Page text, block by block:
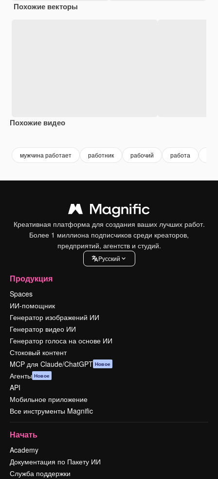
Похожие векторы
Похожие видео
мужчина работает работник рабочий работа
Креативная платформа для создания ваших лучших работ.
Более 1 миллиона подписчиков среди креаторов,
предприятий, агентств и студий.
Pусский
Продукция
Spaces
ИИ-помощник
Генератор изображений ИИ
Генератор видео ИИ
Генератор голоса на основе ИИ
Стоковый контент
MCP для Claude/ChatGPT Новое
Агенты Новое
API
Мобильное приложение
Все инструменты Magnific
Начать
Academy
Документация по Пакету ИИ
Служба поддержки